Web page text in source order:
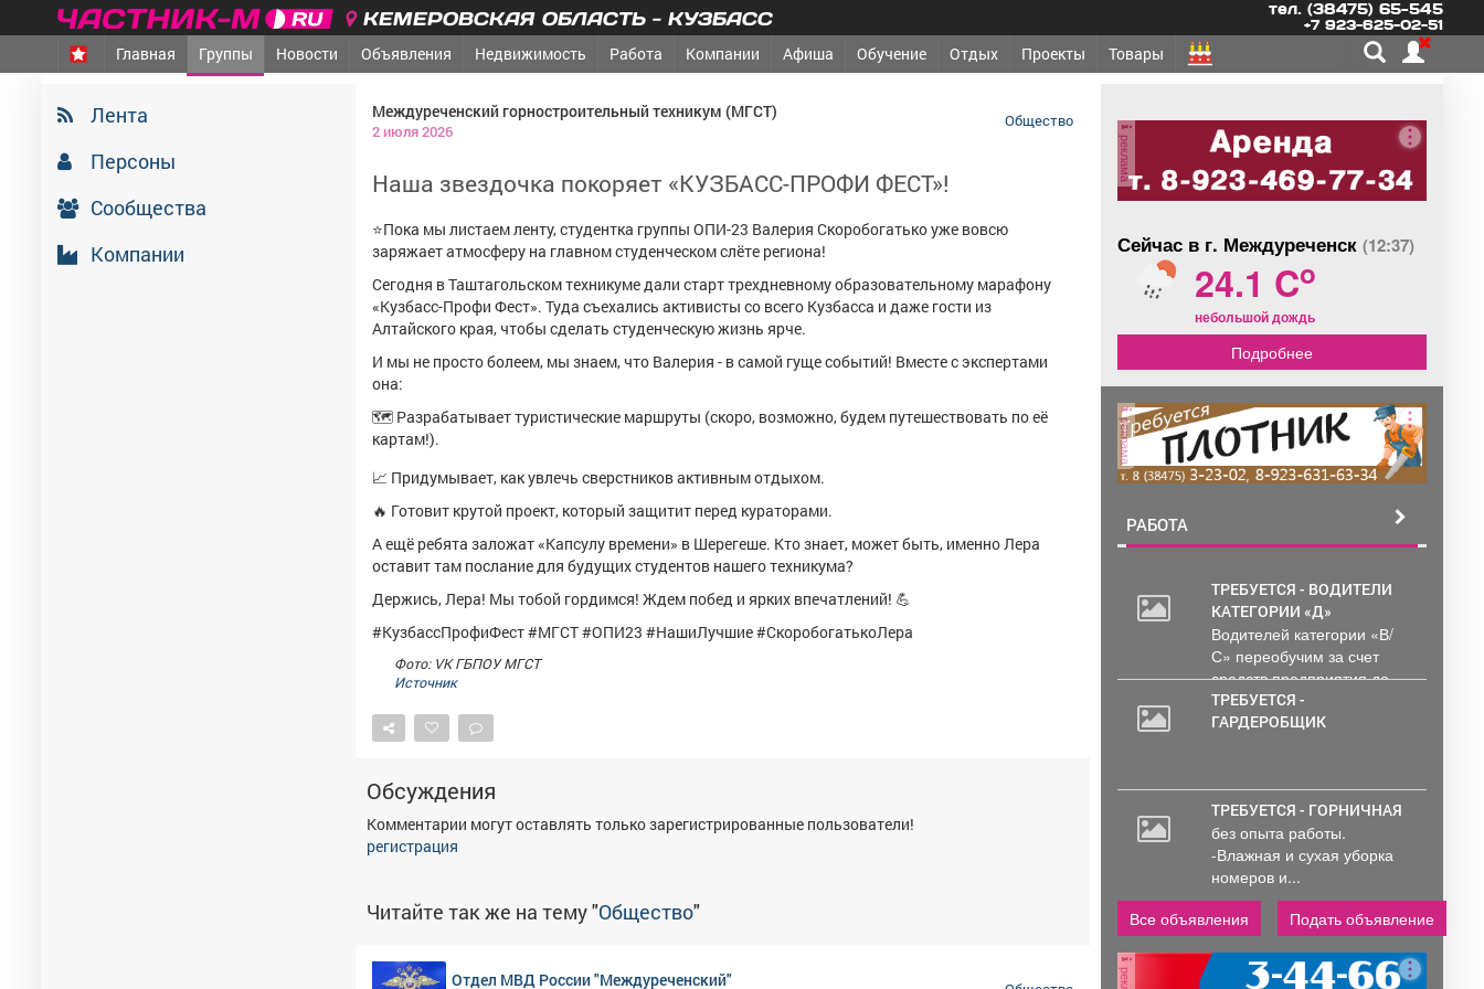
КЕМЕРОВСКАЯ ОБЛАСТЬ - КУЗБАСС тел. (38475) 65-545
+7 923-625-02-51
Главная Группы Новости Объявления Недвижимость Работа Компании Афиша Обучение Отдых Проекты Товары
Лента
Персоны
Сообщества
Компании
Междуреченский горностроительный техникум (МГСТ)
2 июля 2026
Общество
Наша звездочка покоряет «КУЗБАСС-ПРОФИ ФЕСТ»!
⭐Пока мы листаем ленту, студентка группы ОПИ-23 Валерия Скоробогатько уже вовсю
заряжает атмосферу на главном студенческом слёте региона!
Сегодня в Таштагольском техникуме дали старт трехдневному образовательному марафону
«Кузбасс-Профи Фест». Туда съехались активисты со всего Кузбасса и даже гости из
Алтайского края, чтобы сделать студенческую жизнь ярче.
И мы не просто болеем, мы знаем, что Валерия - в самой гуще событий! Вместе с экспертами
она:
🗺 Разрабатывает туристические маршруты (скоро, возможно, будем путешествовать по её
картам!).
📈 Придумывает, как увлечь сверстников активным отдыхом.
🔥 Готовит крутой проект, который защитит перед кураторами.
А ещё ребята заложат «Капсулу времени» в Шерегеше. Кто знает, может быть, именно Лера
оставит там послание для будущих студентов нашего техникума?
Держись, Лера! Мы тобой гордимся! Ждем побед и ярких впечатлений! 💪
#КузбассПрофиФест #МГСТ #ОПИ23 #НашиЛучшие #СкоробогатькоЛера
Фото: VK ГБПОУ МГСТ
Источник
Обсуждения
Комментарии могут оставлять только зарегистрированные пользователи!
регистрация
Читайте так же на тему "Общество"
Отдел МВД России "Междуреченский"
реклама
Сейчас в г. Междуреченск (12:37)
24.1 Co
небольшой дождь
Подробнее
реклама
РАБОТА
ТРЕБУЕТСЯ - ВОДИТЕЛИ
КАТЕГОРИИ «Д»
Водителей категории «В/
С» переобучим за счет
средств предприятия до...
ТРЕБУЕТСЯ -
ГАРДЕРОБЩИК
ТРЕБУЕТСЯ - ГОРНИЧНАЯ
без опыта работы.
-Влажная и сухая уборка
номеров и...
Все объявления
Подать объявление